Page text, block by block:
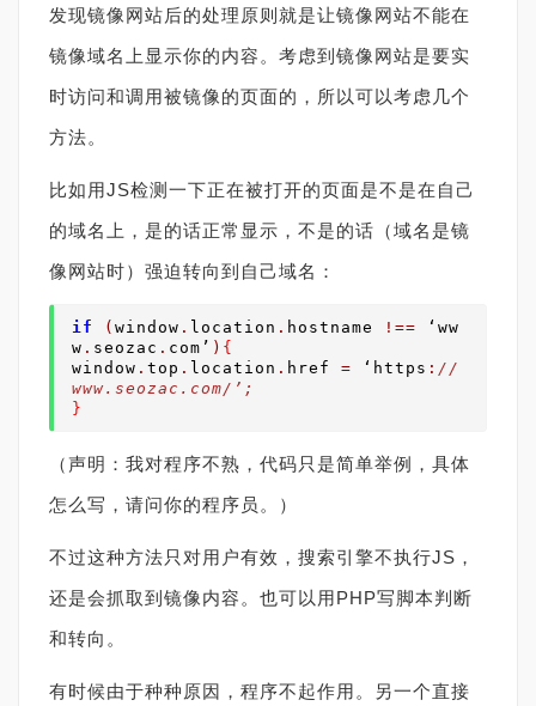
发现镜像网站后的处理原则就是让镜像网站不能在
镜像域名上显示你的内容。考虑到镜像网站是要实
时访问和调用被镜像的页面的，所以可以考虑几个
方法。
比如用JS检测一下正在被打开的页面是不是在自己
的域名上，是的话正常显示，不是的话（域名是镜
像网站时）强迫转向到自己域名：
if ( window . location . hostname !== ‘ww
w . seozac . com’ ) {
window . top . location . href = ‘https : //
www.seozac.com/’;
}
（声明：我对程序不熟，代码只是简单举例，具体
怎么写，请问你的程序员。）
不过这种方法只对用户有效，搜索引擎不执行JS，
还是会抓取到镜像内容。也可以用PHP写脚本判断
和转向。
有时候由于种种原因，程序不起作用。另一个直接